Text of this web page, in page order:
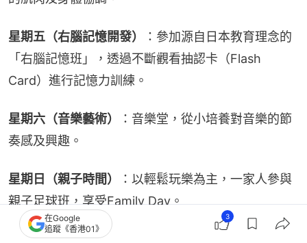
星期五（右腦記憶開發）
：參加源自日本教育理念的
「右腦記憶班」，透過不斷觀看抽認卡（Flash
Card）進行記憶力訓練。
星期六（音樂藝術）
：音樂堂，從小培養對音樂的節
奏感及興趣。
星期日（親子時間）
：以輕鬆玩樂為主，一家人參與
親子足球班，享受Family Day。
在Google
追蹤《香港01》
3